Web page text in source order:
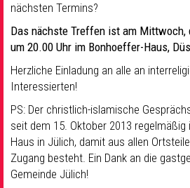
nächsten Termins?
Das nächste Treffen ist am Mittwoch,
um 20.00 Uhr im Bonhoeffer-Haus,
Herzliche Einladung an alle an
Interessierten!
PS: Der christlich-islamische
seit dem 15. Oktober 2013
Haus in Jülich, damit aus allen
Zugang besteht. Ein Dank an die
Gemeinde Jülich!